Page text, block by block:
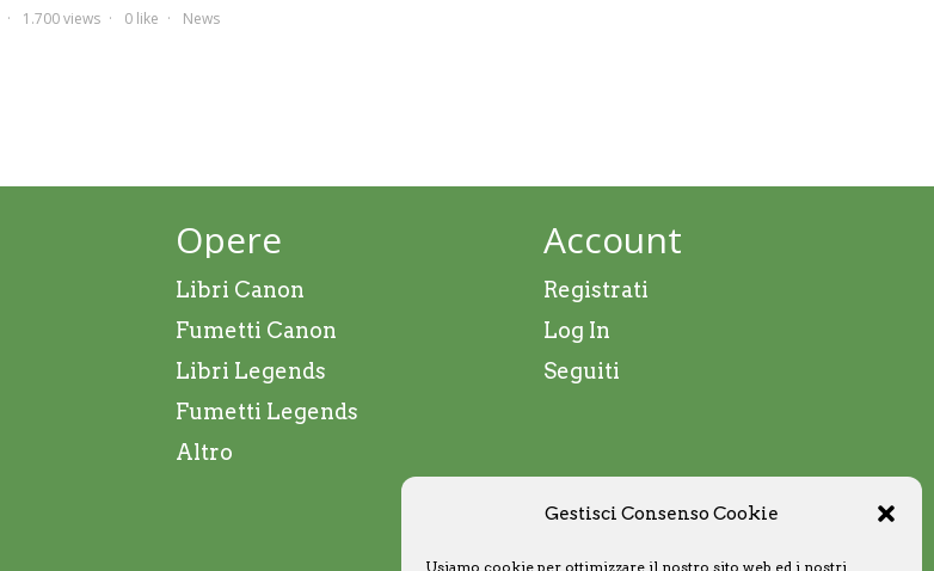
Gestisci Consenso Cookie
Usiamo cookie per ottimizzare il nostro sito web ed i nostri
1.700 views 0 like News
Opere
Libri Canon
Fumetti Canon
Libri Legends
Fumetti Legends
Altro
Account
Registrati
Log In
Seguiti